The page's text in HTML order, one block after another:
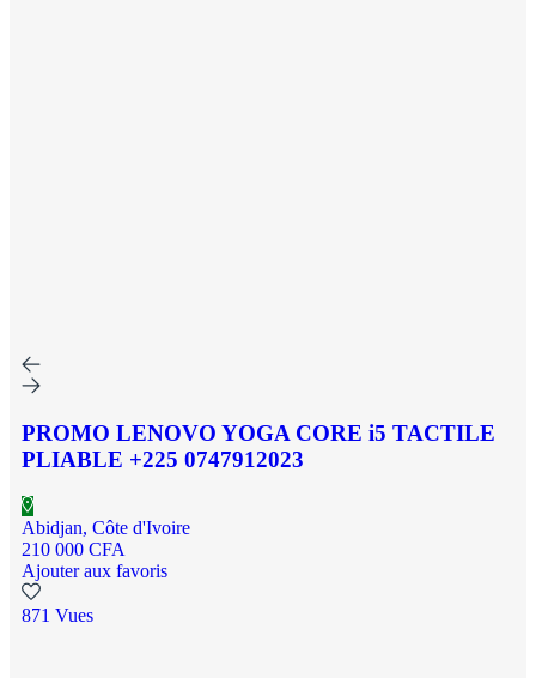
PROMO LENOVO YOGA CORE i5 TACTILE
PLIABLE +225 0747912023
Abidjan, Côte d'Ivoire
210 000 CFA
Ajouter aux favoris
871 Vues